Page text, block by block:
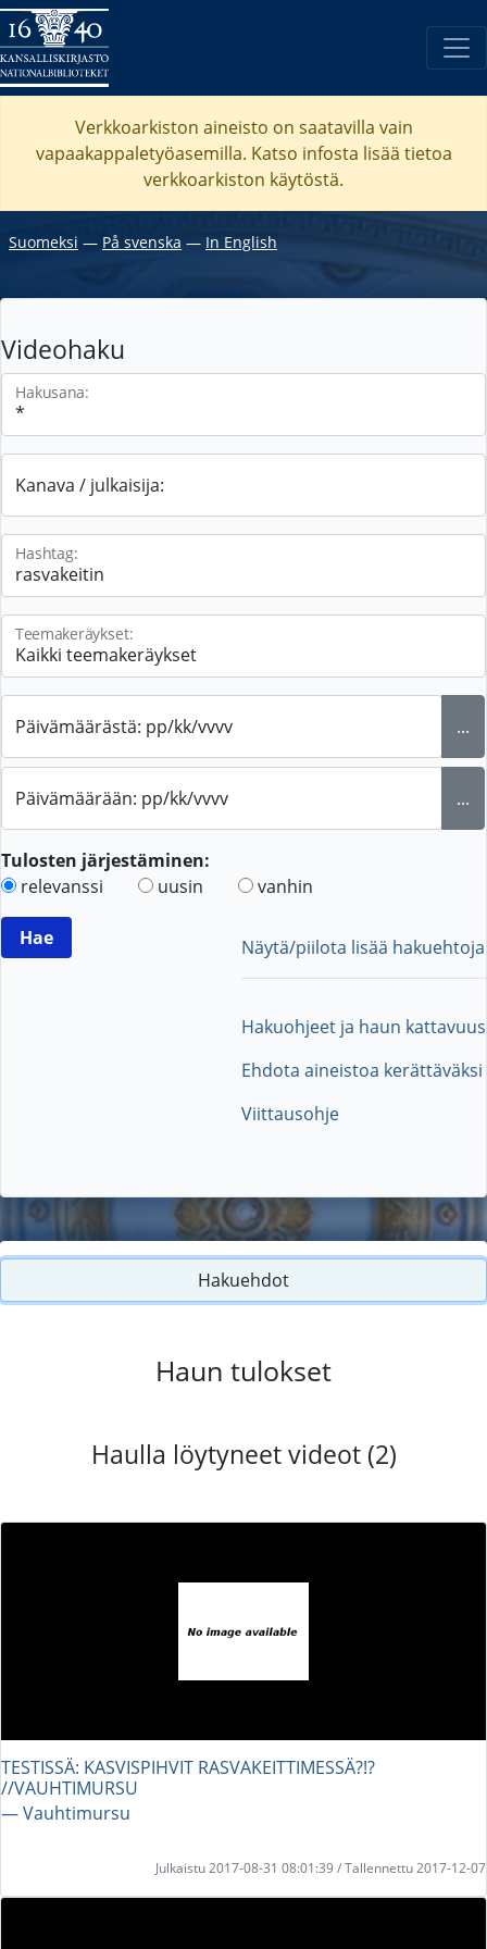
Verkkoarkiston aineisto on saatavilla vain
vapaakappaletyöasemilla. Katso infosta lisää tietoa
verkkoarkiston käytöstä.
Suomeksi ― På svenska ― In English
Videohaku
Hakusana:
Kanava / julkaisija:
Hashtag:
Teemakeräykset:
Päivämäärästä: pp/kk/vvvv ...
Päivämäärään: pp/kk/vvvv ...
Tulosten järjestäminen:
relevanssi
uusin vanhin
Näytä/piilota lisää hakuehtoja
Hakuohjeet ja haun kattavuus
Ehdota aineistoa kerättäväksi
Viittausohje
Hakuehdot
Haun tulokset
Haulla löytyneet videot (2)
TESTISSÄ: KASVISPIHVIT RASVAKEITTIMESSÄ?!?
//VAUHTIMURSU
― Vauhtimursu
Julkaistu 2017-08-31 08:01:39 / Tallennettu 2017-12-07